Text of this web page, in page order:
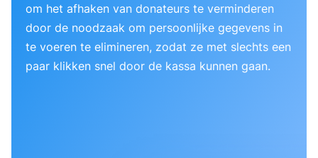
om het afhaken van donateurs te verminderen
door de noodzaak om persoonlijke gegevens in
te voeren te elimineren, zodat ze met slechts een
paar klikken snel door de kassa kunnen gaan.